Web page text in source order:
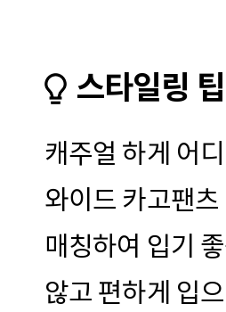
스타일링 팁
캐주얼 하게 어
와이드 카고팬
매칭하여 입기
않고 편하게 입